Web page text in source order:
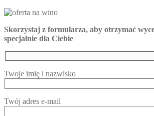
Skorzystaj z formularza, aby otrzymać
specjalnie dla Ciebie
Twoje imię i nazwisko
Twój adres e-mail